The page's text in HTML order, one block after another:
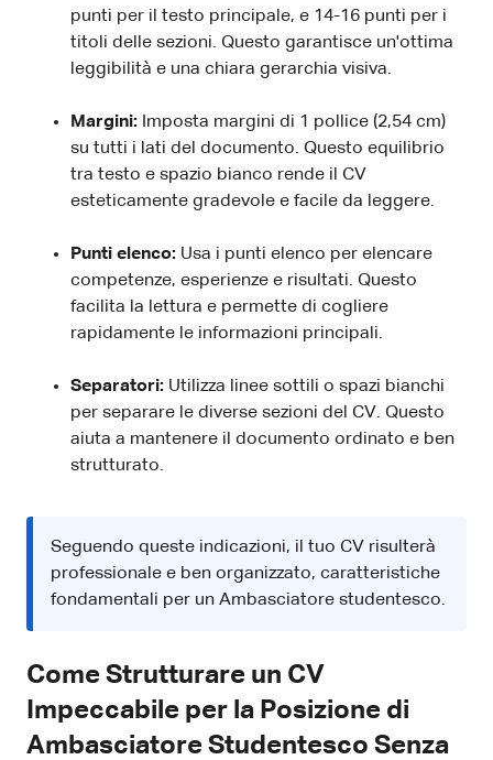
punti per il testo principale, e 14-16 punti per i
titoli delle sezioni. Questo garantisce un'ottima
leggibilità e una chiara gerarchia visiva.
Margini: Imposta margini di 1 pollice (2,54 cm)
su tutti i lati del documento. Questo equilibrio
tra testo e spazio bianco rende il CV
esteticamente gradevole e facile da leggere.
Punti elenco: Usa i punti elenco per elencare
competenze, esperienze e risultati. Questo
facilita la lettura e permette di cogliere
rapidamente le informazioni principali.
Separatori: Utilizza linee sottili o spazi bianchi
per separare le diverse sezioni del CV. Questo
aiuta a mantenere il documento ordinato e ben
strutturato.
Seguendo queste indicazioni, il tuo CV risulterà
professionale e ben organizzato, caratteristiche
fondamentali per un Ambasciatore studentesco.
Come Strutturare un CV
Impeccabile per la Posizione di
Ambasciatore Studentesco Senza